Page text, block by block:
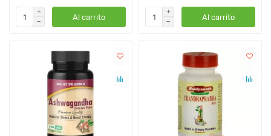
Al carrito Al carrito